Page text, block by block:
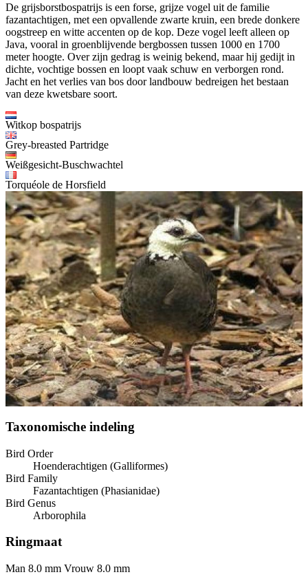
De grijsborstbospatrijs is een forse, grijze vogel uit de familie
fazantachtigen, met een opvallende zwarte kruin, een brede donkere
oogstreep en witte accenten op de kop. Deze vogel leeft alleen op
Java, vooral in groenblijvende bergbossen tussen 1000 en 1700
meter hoogte. Over zijn gedrag is weinig bekend, maar hij gedijt in
dichte, vochtige bossen en loopt vaak schuw en verborgen rond.
Jacht en het verlies van bos door landbouw bedreigen het bestaan
van deze kwetsbare soort.
Witkop bospatrijs
Grey-breasted Partridge
Weißgesicht-Buschwachtel
Torquéole de Horsfield
Taxonomische indeling
Bird Order
Hoenderachtigen (Galliformes)
Bird Family
Fazantachtigen (Phasianidae)
Bird Genus
Arborophila
Ringmaat
Man 8.0 mm Vrouw 8.0 mm